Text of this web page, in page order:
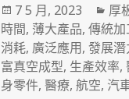
發
佈
於
7 5 月, 2023
分
類
厚
時間, 薄大產品,傳統加
消耗, 廣泛應用,發展潛
富真空成型, 生產效率,
身零件,醫療,航空, 汽